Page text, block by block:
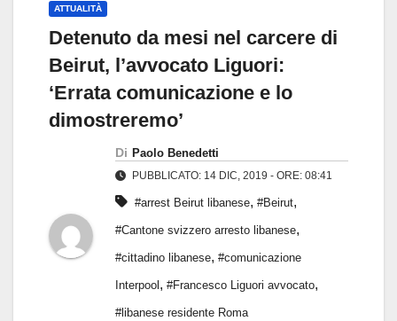
ATTUALITÀ
Detenuto da mesi nel carcere di
Beirut, l’avvocato Liguori:
‘Errata comunicazione e lo
dimostreremo’
Di Paolo Benedetti
PUBBLICATO: 14 DIC, 2019 - ORE: 08:41
#arrest Beirut libanese, #Beirut,
#Cantone svizzero arresto libanese,
#cittadino libanese, #comunicazione
Interpool , #Francesco Liguori avvocato,
#libanese residente Roma